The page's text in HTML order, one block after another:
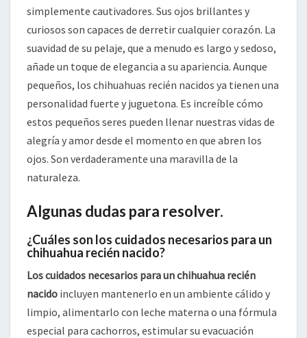
simplemente cautivadores. Sus ojos brillantes y
curiosos son capaces de derretir cualquier corazón. La
suavidad de su pelaje, que a menudo es largo y sedoso,
añade un toque de elegancia a su apariencia. Aunque
pequeños, los chihuahuas recién nacidos ya tienen una
personalidad fuerte y juguetona. Es increíble cómo
estos pequeños seres pueden llenar nuestras vidas de
alegría y amor desde el momento en que abren los
ojos. Son verdaderamente una maravilla de la
naturaleza.
Algunas dudas para resolver.
¿Cuáles son los cuidados necesarios para un
chihuahua recién nacido?
Los cuidados necesarios para un chihuahua recién
nacido incluyen mantenerlo en un ambiente cálido y
limpio, alimentarlo con leche materna o una fórmula
especial para cachorros, estimular su evacuación